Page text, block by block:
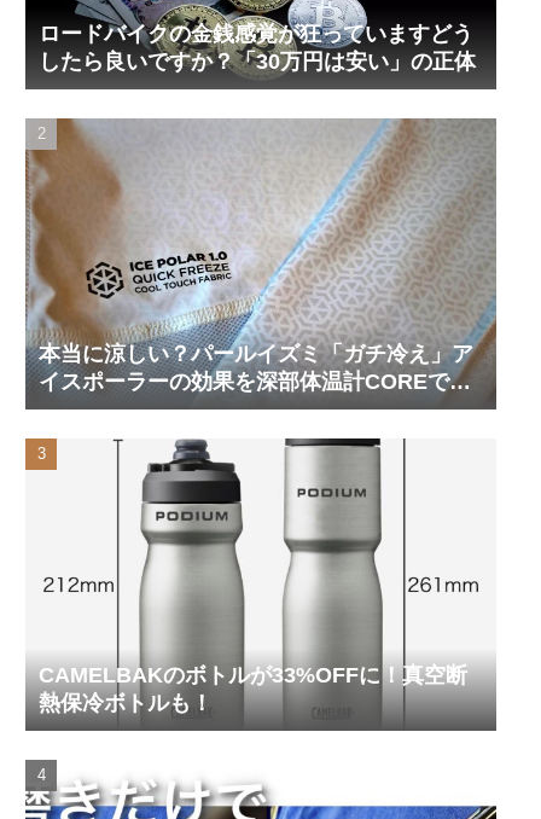
ロードバイクの金銭感覚が狂っていますどう
したら良いですか？「30万円は安い」の正体
本当に涼しい？パールイズミ「ガチ冷え」ア
イスポーラーの効果を深部体温計COREで測
ってみた
CAMELBAKのボトルが33%OFFに！真空断
熱保冷ボトルも！